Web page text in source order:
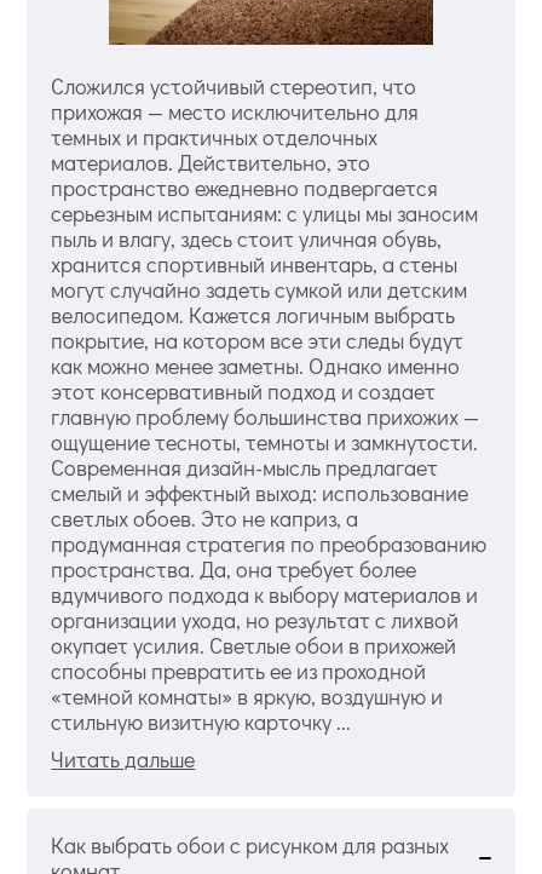
Сложился устойчивый стереотип, что
прихожая — место исключительно для
темных и практичных отделочных
материалов. Действительно, это
пространство ежедневно подвергается
серьезным испытаниям: с улицы мы заносим
пыль и влагу, здесь стоит уличная обувь,
хранится спортивный инвентарь, а стены
могут случайно задеть сумкой или детским
велосипедом. Кажется логичным выбрать
покрытие, на котором все эти следы будут
как можно менее заметны. Однако именно
этот консервативный подход и создает
главную проблему большинства прихожих —
ощущение тесноты, темноты и замкнутости.
Современная дизайн-мысль предлагает
смелый и эффектный выход: использование
светлых обоев. Это не каприз, а
продуманная стратегия по преобразованию
пространства. Да, она требует более
вдумчивого подхода к выбору материалов и
организации ухода, но результат с лихвой
окупает усилия. Светлые обои в прихожей
способны превратить ее из проходной
«темной комнаты» в яркую, воздушную и
стильную визитную карточку ...
Читать дальше
Как выбрать обои с рисунком для разных